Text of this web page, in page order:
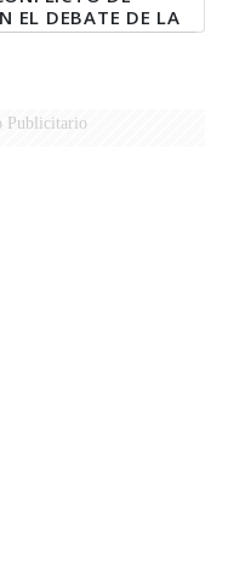
EL DEBATE DE LA
Publicitario